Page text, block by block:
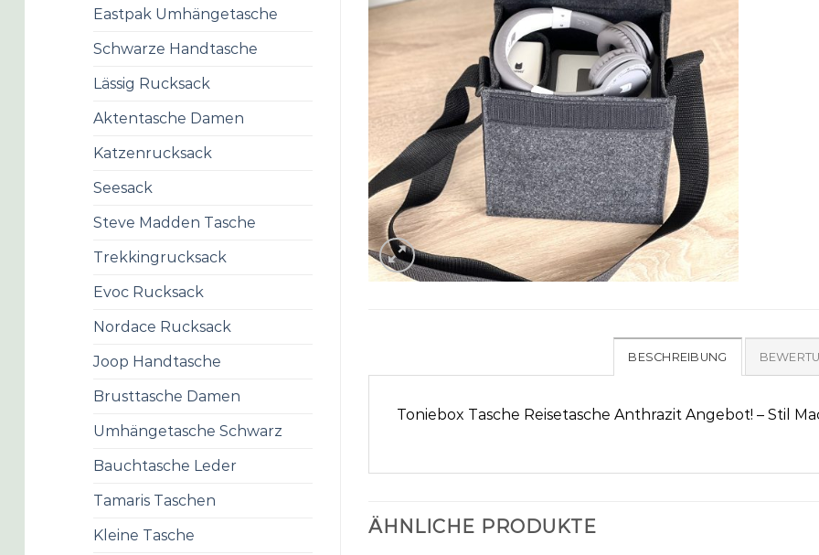
Eastpak Umhängetasche
Schwarze Handtasche
Lässig Rucksack
Aktentasche Damen
Katzenrucksack
Seesack
Steve Madden Tasche
Trekkingrucksack
Evoc Rucksack
Nordace Rucksack
Joop Handtasche
Brusttasche Damen
Umhängetasche Schwarz
Bauchtasche Leder
Tamaris Taschen
Kleine Tasche
BESCHREIBUNG
Toniebox Tasche Reisetasche Anthrazit Angebot! – Stil
ÄHNLICHE PRODUKTE